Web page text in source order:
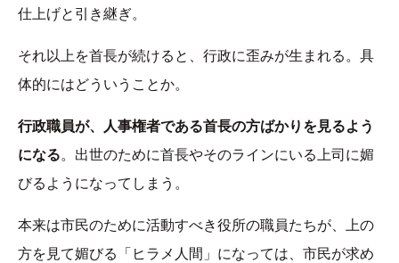
仕上げと引き継ぎ。
それ以上を首長が続けると、行政に歪みが生まれる。具
体的にはどういうことか。
行政職員が、人事権者である首長の方ばかりを見るよう
になる。出世のために首長やそのラインにいる上司に媚
びるようになってしまう。
本来は市民のために活動すべき役所の職員たちが、上の
方を見て媚びる「ヒラメ人間」になっては、市民が求め